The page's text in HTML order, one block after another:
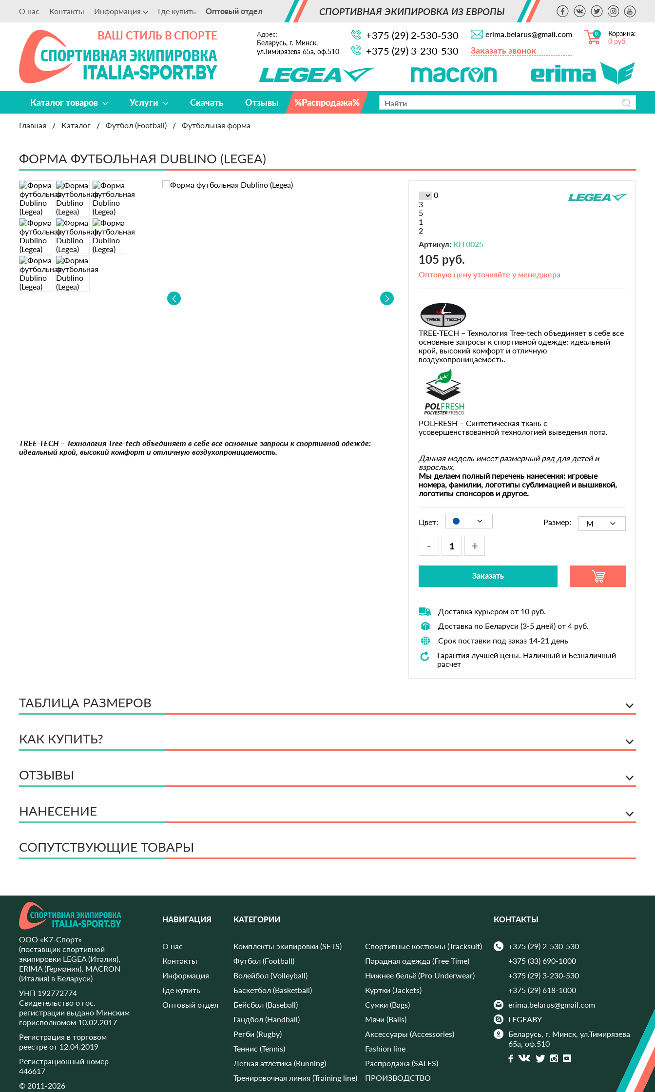
О нас Контакты Информация Где купить Оптовый отдел СПОРТИВНАЯ ЭКИПИРОВКА ИЗ ЕВРОПЫ
ВАШ СТИЛЬ В СПОРТЕ
Адрес:
Беларусь, г. Минск,
ул.Тимирязева 65а, оф.510
+375 (29) 2-530-530
+375 (29) 3-230-530
erima.belarus@gmail.com
Заказать звонок
0
Корзина:
0 руб.
Каталог товаров Услуги Скачать Отзывы %Распродажа%
Главная / Каталог / Футбол (Football) / Футбольная форма
ФОРМА ФУТБОЛЬНАЯ DUBLINO (LEGEA)
TREE-TECH – Технология Tree-tech объединяет в себе все основные запросы к спортивной одежде:
идеальный крой, высокий комфорт и отличную воздухопроницаемость.
0
3
5
1
2
Артикул: KIT0025
105 руб.
Оптовую цену уточняйте у менеджера
TREE-TECH – Технология Tree-tech объединяет в себе все
основные запросы к спортивной одежде: идеальный
крой, высокий комфорт и отличную
воздухопроницаемость.
POLFRESH – Синтетическая ткань с
усовершенствованной технологией выведения пота.
Данная модель имеет размерный ряд для детей и
взрослых.
Мы делаем полный перечень нанесения: игровые
номера, фамилии, логотипы сублимацией и вышивкой,
логотипы спонсоров и другое.
Цвет: Размер: M
- +
Заказать
Доставка курьером от 10 руб.
Доставка по Беларуси (3-5 дней) от 4 руб.
Срок поставки под заказ 14-21 день
Гарантия лучшей цены. Наличный и Безналичный
расчет
ТАБЛИЦА РАЗМЕРОВ
КАК КУПИТЬ?
ОТЗЫВЫ
НАНЕСЕНИЕ
СОПУТСТВУЮЩИЕ ТОВАРЫ
ООО «K7-Спорт»
(поставщик спортивной
экипировки LEGEA (Италия),
ERIMA (Германия), MACRON
(Италия) в Беларуси)
УНП 192772774
Свидетельство о гос.
регистрации выдано Минским
горисполкомом 10.02.2017
Регистрация в торговом
реестре от 12.04.2019
Регистрационный номер
446617
© 2011-2026
НАВИГАЦИЯ
О нас
Контакты
Информация
Где купить
Оптовый отдел
КАТЕГОРИИ
Комплекты экипировки (SETS)
Футбол (Football)
Волейбол (Volleyball)
Баскетбол (Basketball)
Бейсбол (Baseball)
Гандбол (Handball)
Регби (Rugby)
Теннис (Tennis)
Легкая атлетика (Running)
Тренировочная линия (Training line)
Спортивные костюмы (Tracksuit)
Парадная одежда (Free Time)
Нижнее бельё (Pro Underwear)
Куртки (Jackets)
Сумки (Bags)
Мячи (Balls)
Аксессуары (Accessories)
Fashion line
Распродажа (SALES)
ПРОИЗВОДСТВО
КОНТАКТЫ
+375 (29) 2-530-530
+375 (33) 690-1000
+375 (29) 3-230-530
+375 (29) 618-1000
erima.belarus@gmail.com
LEGEABY
Беларусь, г. Минск,ул.Тимирязева
65а, оф.510